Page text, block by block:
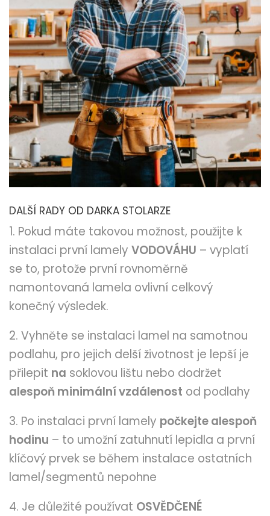
DALŠÍ RADY OD DARKA STOLARZE
1. Pokud máte takovou možnost, použijte k
instalaci první lamely VODOVÁHU – vyplatí
se to, protože první rovnoměrně
namontovaná lamela ovlivní celkový
konečný výsledek.
2. Vyhněte se instalaci lamel na samotnou
podlahu, pro jejich delší životnost je lepší je
přilepit na soklovou lištu nebo dodržet
alespoň minimální vzdálenost od podlahy
3. Po instalaci první lamely počkejte alespoň
hodinu – to umožní zatuhnutí lepidla a první
klíčový prvek se během instalace ostatních
lamel/segmentů nepohne
4. Je důležité používat OSVĚDČENÉ